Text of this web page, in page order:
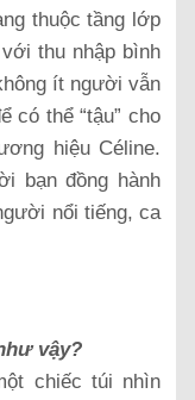
thuộc tầng lớp
thu nhập bình
ít người vẫn
có thể “tậu” cho
hiệu Céline.
bạn đồng hành
nổi tiếng, ca
vậy?
chiếc túi nhìn